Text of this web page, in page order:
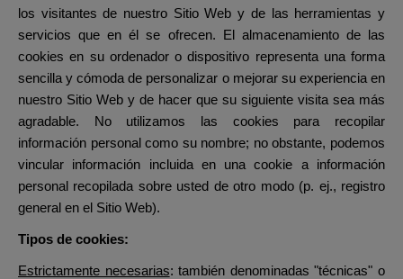
los visitantes de nuestro Sitio Web y de las herramientas y
servicios que en él se ofrecen. El almacenamiento de las
cookies en su ordenador o dispositivo representa una forma
sencilla y cómoda de personalizar o mejorar su experiencia en
nuestro Sitio Web y de hacer que su siguiente visita sea más
agradable. No utilizamos las cookies para recopilar
información personal como su nombre; no obstante, podemos
vincular información incluida en una cookie a información
personal recopilada sobre usted de otro modo (p. ej., registro
general en el Sitio Web).
Tipos de cookies:
Estrictamente necesarias: también denominadas "técnicas" o